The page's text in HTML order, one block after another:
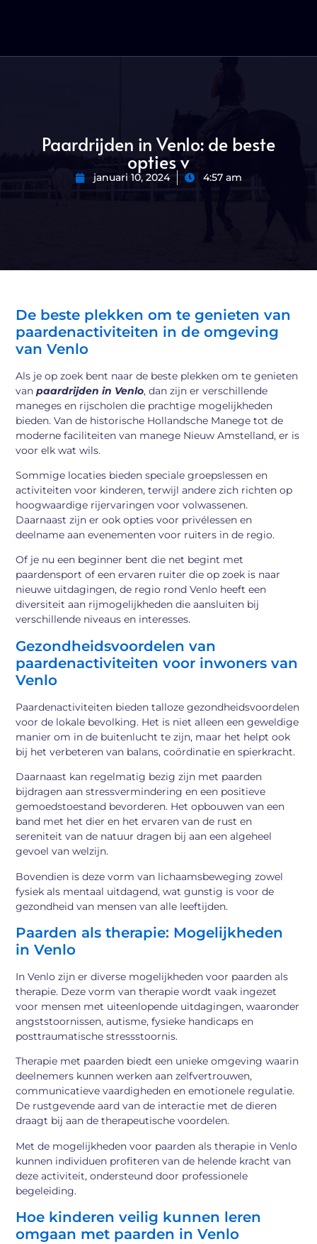
Paardrijden in Venlo: de beste
opties v
januari 10, 2024 4:57 am
De beste plekken om te genieten van
paardenactiviteiten in de omgeving
van Venlo
Als je op zoek bent naar de beste plekken om te genieten
vanpaardrijden in Venlo, dan zijn er verschillende
maneges en rijscholen die prachtige mogelijkheden
bieden. Van de historische Hollandsche Manege tot de
moderne faciliteiten van manege Nieuw Amstelland, er is
voor elk wat wils.
Sommige locaties bieden speciale groepslessen en
activiteiten voor kinderen, terwijl andere zich richten op
hoogwaardige rijervaringen voor volwassenen.
Daarnaast zijn er ook opties voor privélessen en
deelname aan evenementen voor ruiters in de regio.
Of je nu een beginner bent die net begint met
paardensport of een ervaren ruiter die op zoek is naar
nieuwe uitdagingen, de regio rond Venlo heeft een
diversiteit aan rijmogelijkheden die aansluiten bij
verschillende niveaus en interesses.
Gezondheidsvoordelen van
paardenactiviteiten voor inwoners van
Venlo
Paardenactiviteiten bieden talloze gezondheidsvoordelen
voor de lokale bevolking. Het is niet alleen een geweldige
manier om in de buitenlucht te zijn, maar het helpt ook
bij het verbeteren van balans, coördinatie en spierkracht.
Daarnaast kan regelmatig bezig zijn met paarden
bijdragen aan stressvermindering en een positieve
gemoedstoestand bevorderen. Het opbouwen van een
band met het dier en het ervaren van de rust en
sereniteit van de natuur dragen bij aan een algeheel
gevoel van welzijn.
Bovendien is deze vorm van lichaamsbeweging zowel
fysiek als mentaal uitdagend, wat gunstig is voor de
gezondheid van mensen van alle leeftijden.
Paarden als therapie: Mogelijkheden
in Venlo
In Venlo zijn er diverse mogelijkheden voor paarden als
therapie. Deze vorm van therapie wordt vaak ingezet
voor mensen met uiteenlopende uitdagingen, waaronder
angststoornissen, autisme, fysieke handicaps en
posttraumatische stressstoornis.
Therapie met paarden biedt een unieke omgeving waarin
deelnemers kunnen werken aan zelfvertrouwen,
communicatieve vaardigheden en emotionele regulatie.
De rustgevende aard van de interactie met de dieren
draagt bij aan de therapeutische voordelen.
Met de mogelijkheden voor paarden als therapie in Venlo
kunnen individuen profiteren van de helende kracht van
deze activiteit, ondersteund door professionele
begeleiding.
Hoe kinderen veilig kunnen leren
omgaan met paarden in Venlo